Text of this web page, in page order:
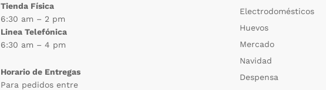
Tienda Física
6:30 am – 2 pm
Linea Telefónica
6:30 am – 4 pm
Horario de Entregas
Para pedidos entre
Electrodomésticos
Huevos
Mercado
Navidad
Despensa